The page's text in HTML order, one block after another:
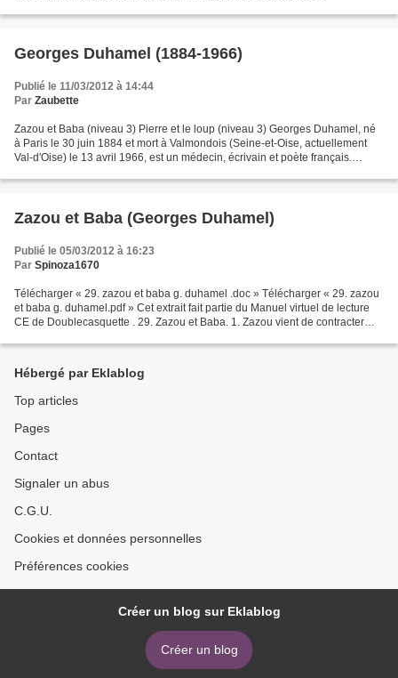
Georges Duhamel (1884-1966)
Publié le 11/03/2012 à 14:44
Par Zaubette
Zazou et Baba (niveau 3) Pierre et le loup (niveau 3) Georges Duhamel, né
à Paris le 30 juin 1884 et mort à Valmondois (Seine-et-Oise, actuellement
Val-d'Oise) le 13 avril 1966, est un médecin, écrivain et poète français.
Zazou et Baba (Georges Duhamel)
Publié le 05/03/2012 à 16:23
Par Spinoza1670
Télécharger « 29. zazou et baba g. duhamel .doc » Télécharger « 29. zazou
et baba g. duhamel.pdf » Cet extrait fait partie du Manuel virtuel de lecture
CE de Doublecasquette . 29. Zazou et Baba. 1. Zazou vient de contracter
Hébergé par Eklablog
Top articles
Pages
Contact
Signaler un abus
C.G.U.
Cookies et données personnelles
Préférences cookies
Créer un blog sur Eklablog
Créer un blog